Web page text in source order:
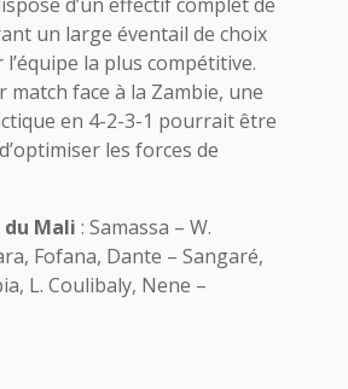
un large éventail de choix
la plus compétitive.
match face à la Zambie, une
en 4-2-3-1 pourrait être
les forces de
du Mali : Samassa – W.
Fofana, Dante – Sangaré,
L. Coulibaly, Nene –